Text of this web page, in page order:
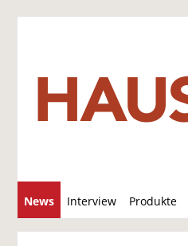
News Interview Produkte